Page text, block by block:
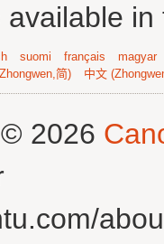
suomi français
magyar
简) 中文
© 2026